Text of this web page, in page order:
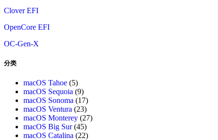
Clover EFI
OpenCore EFI
OC-Gen-X
分类
macOS Tahoe (5)
macOS Sequoia (9)
macOS Sonoma (17)
macOS Ventura (23)
macOS Monterey (27)
macOS Big Sur(45)
macOS Catalina (22)